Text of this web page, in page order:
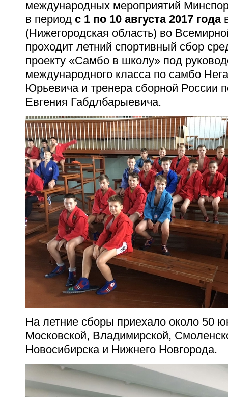
международных мероприятий
в период с 1 по 10 августа 2017 года
(Нижегородская область) во
проходит летний спортивный сбор
проекту «Самбо в школу» под
международного класса по самбо
Юрьевича и тренера сборной России
Евгения Габдлбарыевича.
На летние сборы приехало около 50
Московской, Владимирской,
Новосибирска и Нижнего Новгорода.